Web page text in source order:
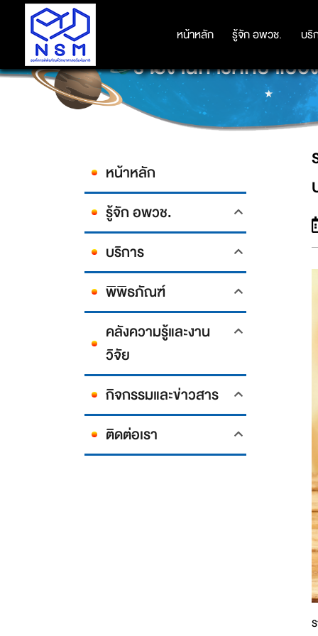
หน้าหลัก รู้จัก อพวช. บริ
หน้าหลัก รู้จัก อพวช. บริ
รายงานการศึกษาเบื้
หน้าหลัก
รู้จัก อพวช.
บริการ
พิพิธภัณฑ์
คลังความรู้และงาน
วิจัย
กิจกรรมและข่าวสาร
ติดต่อเรา